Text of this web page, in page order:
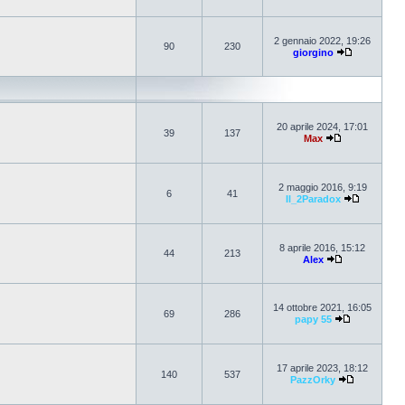
90 230
2 gennaio 2022, 19:26
giorgino
39 137
20 aprile 2024, 17:01
Max
6 41
2 maggio 2016, 9:19
Il_2Paradox
44 213
8 aprile 2016, 15:12
Alex
69 286
14 ottobre 2021, 16:05
papy 55
140 537
17 aprile 2023, 18:12
PazzOrky